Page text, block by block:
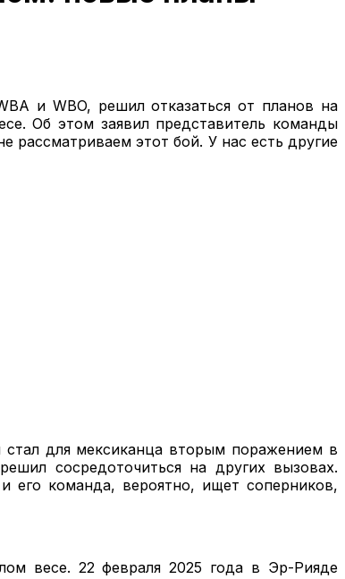
и WBO, решил отказаться от планов на
Об этом заявил представитель команды
этот бой. У нас есть другие
стал для мексиканца вторым поражением в
сосредоточиться на других вызовах.
его команда, вероятно, ищет соперников,
весе. 22 февраля 2025 года в Эр-Рияде